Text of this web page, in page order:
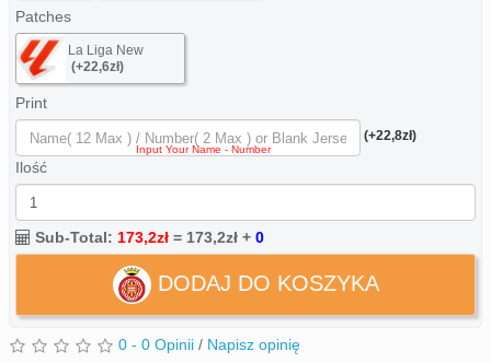
Patches
La Liga New
(+22,6zł)
Print
(+22,8zł)
Ilość
Sub-Total: 173,2zł = 173,2zł + 0
DODAJ DO KOSZYKA
0 - 0 Opinii / Napisz opinię